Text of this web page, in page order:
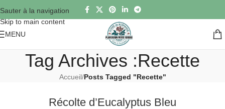
Sauter à la navigation
Skip to main content
MENU
Tag Archives :Recette
Accueil/Posts Tagged "Recette"
Récolte d’Eucalyptus Bleu